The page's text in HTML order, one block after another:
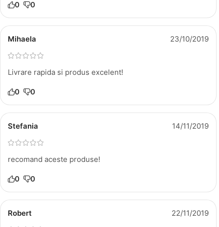
0 0
Mihaela 23/10/2019
Livrare rapida si produs excelent!
0 0
Stefania 14/11/2019
recomand aceste produse!
0 0
Robert 22/11/2019